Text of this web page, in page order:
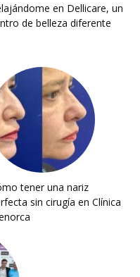
en Dellicare, un
de belleza diferente
tener una nariz
sin cirugía en Clínica